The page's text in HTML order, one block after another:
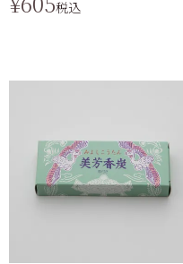
税込